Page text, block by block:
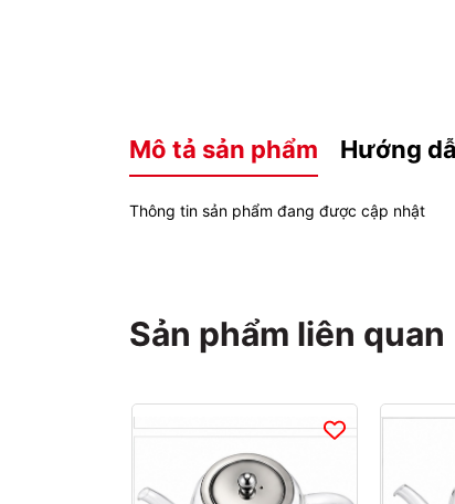
Mô tả sản phẩm Hướng
Thông tin sản phẩm đang được cập nhật
Sản phẩm liên quan